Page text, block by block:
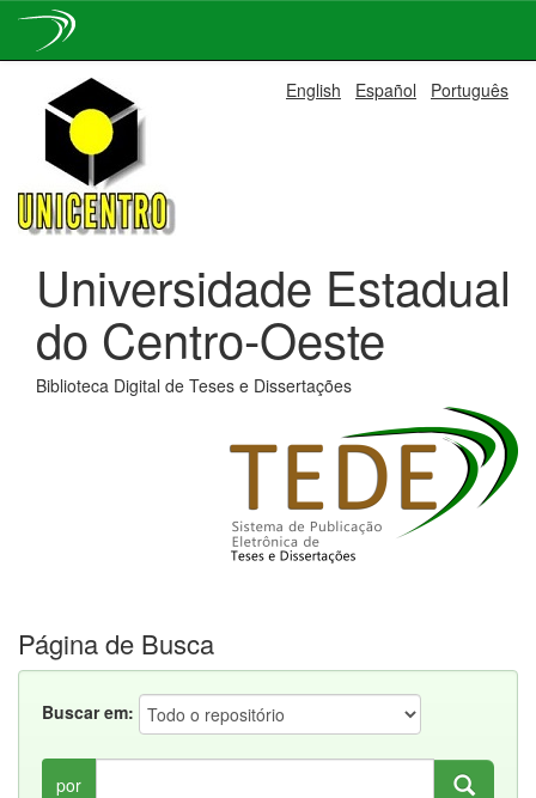
navigation
English Español Português
Universidade Estadual
do Centro-Oeste
Biblioteca Digital de Teses e Dissertações
Página de Busca
Buscar em:
por